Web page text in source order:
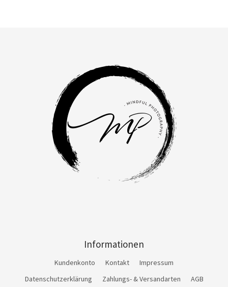
Informationen
Kundenkonto Kontakt
Impressum
Datenschutzerklärung
Zahlungs- & Versandarten AGB